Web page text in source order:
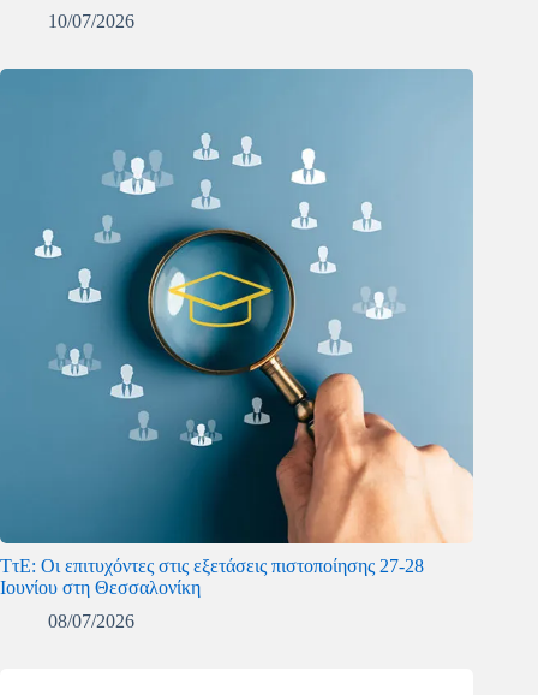
10/07/2026
ΤτΕ: Οι επιτυχόντες στις εξετάσεις πιστοποίησης 27-28
Ιουνίου στη Θεσσαλονίκη
08/07/2026